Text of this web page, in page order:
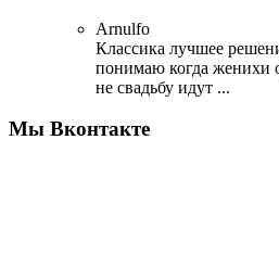
Arnulfo
Классика лучшее
понимаю когда женихи
не свадьбу идут ...
Мы Вконтакте